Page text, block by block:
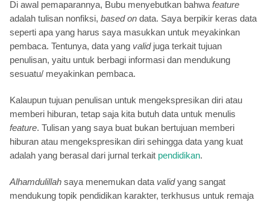
Di awal pemaparannya, Bubu menyebutkan bahwa feature
adalah tulisan nonfiksi, based on data. Saya berpikir keras data
seperti apa yang harus saya masukkan untuk meyakinkan
pembaca. Tentunya, data yang valid juga terkait tujuan
penulisan, yaitu untuk berbagi informasi dan mendukung
sesuatu/ meyakinkan pembaca.
Kalaupun tujuan penulisan untuk mengekspresikan diri atau
memberi hiburan, tetap saja kita butuh data untuk menulis
feature. Tulisan yang saya buat bukan bertujuan memberi
hiburan atau mengekspresikan diri sehingga data yang kuat
adalah yang berasal dari jurnal terkait pendidikan.
Alhamdulillah saya menemukan data validyang sangat
mendukung topik pendidikan karakter, terkhusus untuk remaja